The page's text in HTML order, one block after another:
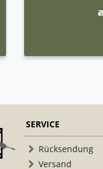
SERVICE
Rücksendung
Versand